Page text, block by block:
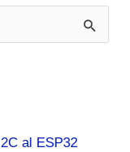
al ESP32